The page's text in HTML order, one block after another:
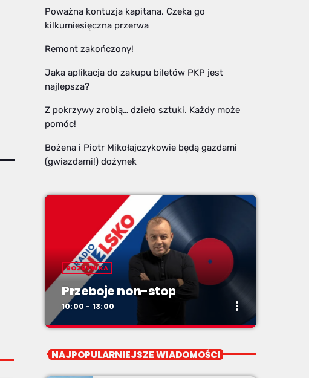
Poważna kontuzja kapitana. Czeka go
kilkumiesięczna przerwa
Remont zakończony!
Jaka aplikacja do zakupu biletów PKP jest
najlepsza?
Z pokrzywy zrobią… dzieło sztuki. Każdy może
pomóc!
Bożena i Piotr Mikołajczykowie będą gazdami
(gwiazdami!) dożynek
ROZRYWKA
Przeboje non-stop
10:00 - 13:00 more_vert
Przeboje non-stop
NAJPOPULARNIEJSZE WIADOMOŚCI